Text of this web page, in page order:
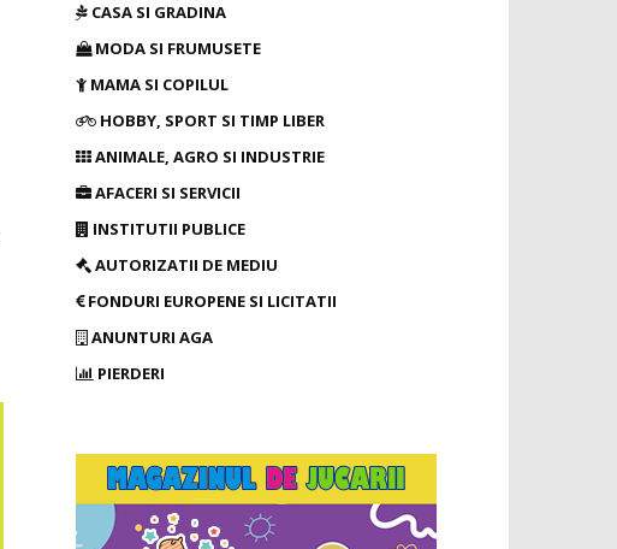
CASA SI GRADINA
MODA SI FRUMUSETE
MAMA SI COPILUL
HOBBY, SPORT SI TIMP LIBER
ANIMALE, AGRO SI INDUSTRIE
AFACERI SI SERVICII
INSTITUTII PUBLICE
AUTORIZATII DE MEDIU
FONDURI EUROPENE SI LICITATII
ANUNTURI AGA
PIERDERI